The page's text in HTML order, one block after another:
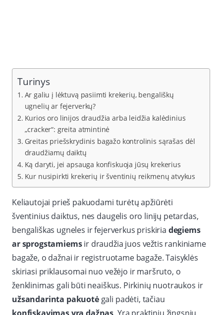
Turinys
Ar galiu į lėktuvą pasiimti krekerių, bengališkų
ugnelių ar fejerverkų?
Kurios oro linijos draudžia arba leidžia kalėdinius
„cracker“: greita atmintinė
Greitas priešskrydinis bagažo kontrolinis sąrašas dėl
draudžiamų daiktų
Ką daryti, jei apsauga konfiskuoja jūsų krekerius
Kur nusipirkti krekerių ir šventinių reikmenų atvykus
Keliautojai prieš pakuodami turėtų apžiūrėti
šventinius daiktus, nes daugelis oro linijų petardas,
bengališkas ugneles ir fejerverkus priskiria degiems
ar sprogstamiemsir draudžia juos vežtis rankiniame
bagaže, o dažnai ir registruotame bagaže. Taisyklės
skiriasi priklausomai nuo vežėjo ir maršruto, o
ženklinimas gali būti neaiškus. Pirkinių nuotraukos ir
užsandarinta pakuotėgali padėti, tačiau